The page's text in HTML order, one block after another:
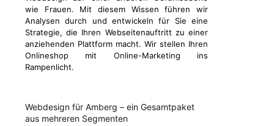
wie Frauen. Mit diesem Wissen führen wir
Analysen durch und entwickeln für Sie eine
Strategie, die Ihren Webseitenauftritt zu einer
anziehenden Plattform macht. Wir stellen Ihren
Onlineshop mit Online-Marketing ins
Rampenlicht.
Webdesign für Amberg – ein Gesamtpaket
aus mehreren Segmenten